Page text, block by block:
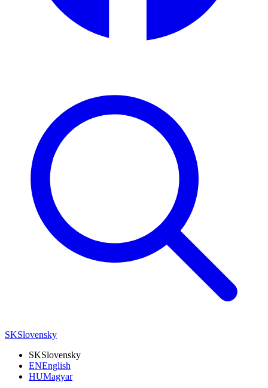
SKSlovensky
SKSlovensky
ENEnglish
HUMagyar